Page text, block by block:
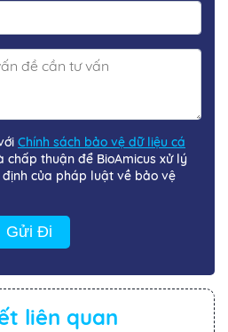
Chính sách bảo vệ dữ liệu cá
chấp thuận để BioAmicus xử lý
định của pháp luật về bảo vệ
Gửi Đi
liên quan